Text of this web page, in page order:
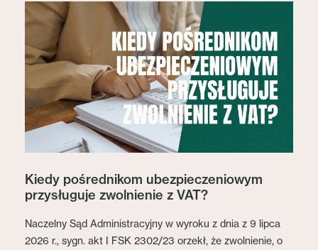
Kiedy pośrednikom ubezpieczeniowym
przysługuje zwolnienie z VAT?
Naczelny Sąd Administracyjny w wyroku z dnia z 9 lipca
2026 r., sygn. akt I FSK 2302/23 orzekł, że zwolnienie, o